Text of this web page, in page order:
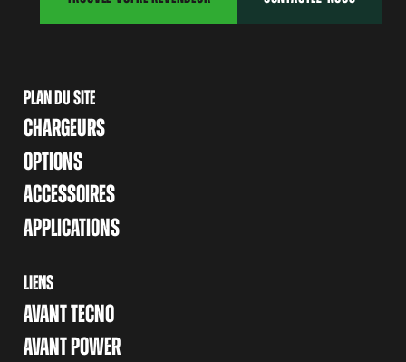
PLAN DU SITE
CHARGEURS
OPTIONS
ACCESSOIRES
APPLICATIONS
LIENS
AVANT TECNO
AVANT POWER